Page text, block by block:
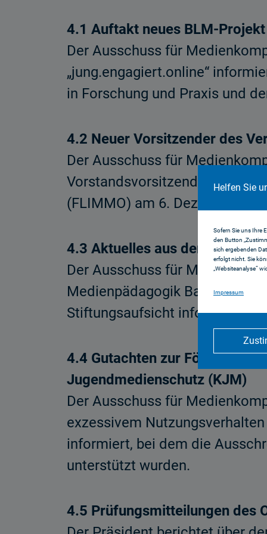
Helfen Sie
Sofern Sie uns Ihre
den Button
sich ergebenden
erfolgt nicht. Sie
„Websiteanalyse“
Impressum
4.1 Auftakt neues BLM-
Der Ausschuss für
„jung.engagiert.online“
in Forschung und Praxis und
4.2 Neuer Vorsitzender des
Der Ausschuss für
Vorstandsvorsitzenden für die
(FLIMMO) am 6. Dezember
4.3 Aktuelles aus der BLM
Der Ausschuss für
Medienpädagogik Bayern am
Stiftungsaufsicht informiert.
4.4 Gutachten zur Förderung
Jugendmedienschutz (KJM)
Der Ausschuss für
exzessivem
informiert, bei dem die
unterstützt wurden.
4.5 Prüfungsmitteilungen des